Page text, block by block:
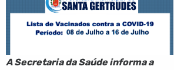
A Secretaria da Saúde informa a